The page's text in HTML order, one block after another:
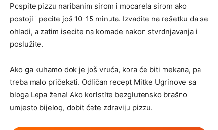
Pospite pizzu naribanim sirom i mocarela sirom ako
postoji i pecite još 10-15 minuta. Izvadite na rešetku da se
ohladi, a zatim isecite na komade nakon stvrdnjavanja i
poslužite.
Ako ga kuhamo dok je još vruća, kora će biti mekana, pa
treba malo pričekati. Odličan recept Mitke Ugrinove sa
bloga Lepa žena! Ako koristite bezglutensko brašno
umjesto bijelog, dobit ćete zdraviju pizzu.